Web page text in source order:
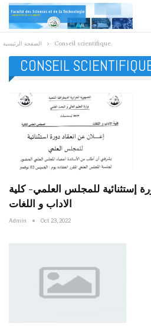
الصفحة الرئيسية Conseil scientifique.
CONSEIL
إستثنائية للمجلس العلمي- كلية
الاداب و اللغات
Admin Oct 23, 2022